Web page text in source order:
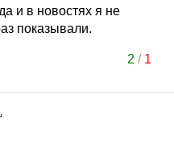
и в новостях я не
показывали.
2 / 1